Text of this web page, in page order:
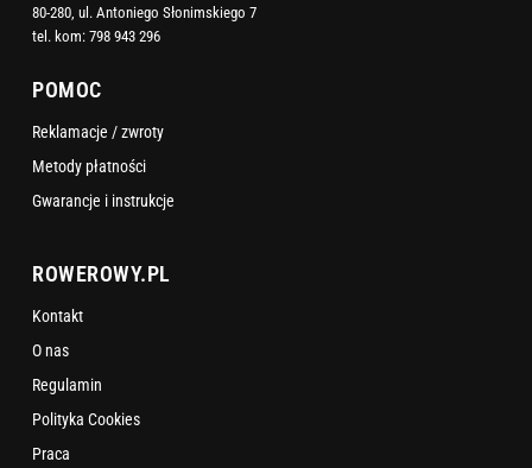
80-280, ul. Antoniego Słonimskiego 7
tel. kom: 798 943 296
POMOC
Reklamacje / zwroty
Metody płatności
Gwarancje i instrukcje
ROWEROWY.PL
Kontakt
O nas
Regulamin
Polityka Cookies
Praca